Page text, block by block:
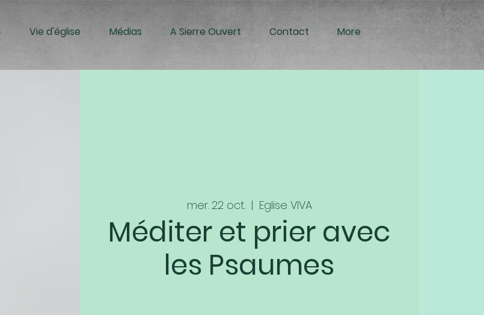
Vie d'église Médias A Sierre Ouvert Contact More
mer. 22 oct.
  |
Eglise VIVA
Méditer et prier avec
les Psaumes